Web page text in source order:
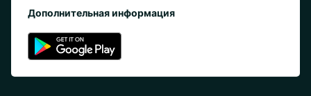
Дополнительная информация